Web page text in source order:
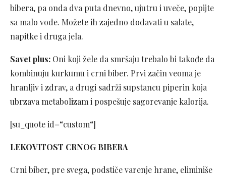
bibera, pa onda dva puta dnevno, ujutru i uveče, popijte
sa malo vode. Možete ih zajedno dodavati u salate,
napitke i druga jela.
Savet plus: Oni koji žele da smršaju trebalo bi takođe da
kombinuju kurkumu i crni biber. Prvi začin veoma je
hranljiv i zdrav, a drugi sadrži supstancu piperin koja
ubrzava metabolizam i pospešuje sagorevanje kalorija.
[su_quote id=“custom“]
LEKOVITOST CRNOG BIBERA
Crni biber, pre svega, podstiče varenje hrane, eliminiše